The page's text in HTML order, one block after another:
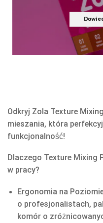
Odkryj Zola Texture
mieszania, która
funkcjonalność!
Dlaczego Texture Mixing
w pracy?
Ergonomia na
o profesjonalistach,
komór o